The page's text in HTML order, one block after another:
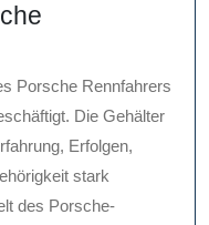
Porsche Rennfahrers
Die Gehälter
Erfolgen,
stark
des Porsche-